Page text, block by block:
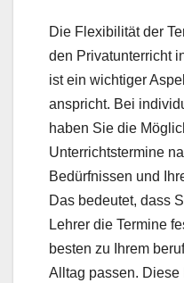
Die Flexibilität der
den Privatunterricht
ist ein wichtiger
anspricht. Bei
haben Sie die
Unterrichtstermine
Bedürfnissen und
Das bedeutet, dass
Lehrer die Termine
besten zu Ihrem
Alltag passen.